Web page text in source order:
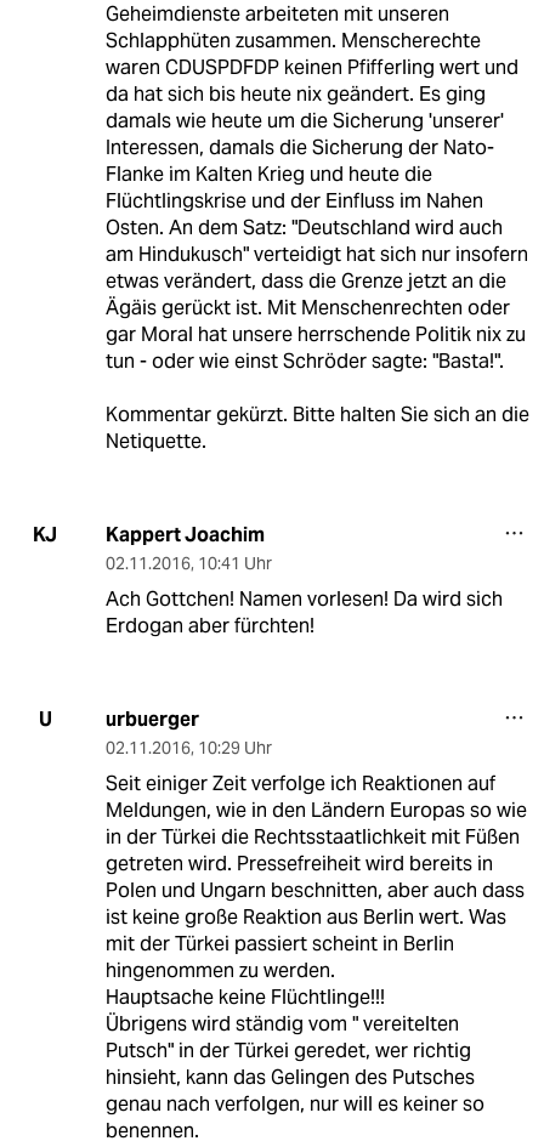
Geheimdienste arbeiteten mit unseren
Schlapphüten zusammen. Menscherechte
waren CDUSPDFDP keinen Pfifferling wert und
da hat sich bis heute nix geändert. Es ging
damals wie heute um die Sicherung 'unserer'
Interessen, damals die Sicherung der Nato-
Flanke im Kalten Krieg und heute die
Flüchtlingskrise und der Einfluss im Nahen
Osten. An dem Satz: "Deutschland wird auch
am Hindukusch" verteidigt hat sich nur insofern
etwas verändert, dass die Grenze jetzt an die
Ägäis gerückt ist. Mit Menschenrechten oder
gar Moral hat unsere herrschende Politik nix zu
tun - oder wie einst Schröder sagte: "Basta!".
Kommentar gekürzt. Bitte halten Sie sich an die
Netiquette.
KJ Kappert Joachim
02.11.2016, 10:41 Uhr
Ach Gottchen! Namen vorlesen! Da wird sich
Erdogan aber fürchten!
U urbuerger
02.11.2016, 10:29 Uhr
Seit einiger Zeit verfolge ich Reaktionen auf
Meldungen, wie in den Ländern Europas so wie
in der Türkei die Rechtsstaatlichkeit mit Füßen
getreten wird. Pressefreiheit wird bereits in
Polen und Ungarn beschnitten, aber auch dass
ist keine große Reaktion aus Berlin wert. Was
mit der Türkei passiert scheint in Berlin
hingenommen zu werden.
Hauptsache keine Flüchtlinge!!!
Übrigens wird ständig vom " vereitelten
Putsch" in der Türkei geredet, wer richtig
hinsieht, kann das Gelingen des Putsches
genau nach verfolgen, nur will es keiner so
benennen.